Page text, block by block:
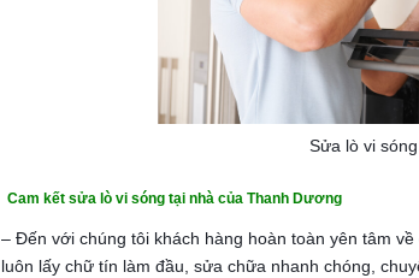
Sửa lò vi
Cam kết sửa lò vi sóng tại nhà của Thanh Dương
– Đến với chúng tôi khách hàng hoàn toàn yên tâm
luôn lấy chữ tín làm đầu, sửa chữa nhanh chóng,